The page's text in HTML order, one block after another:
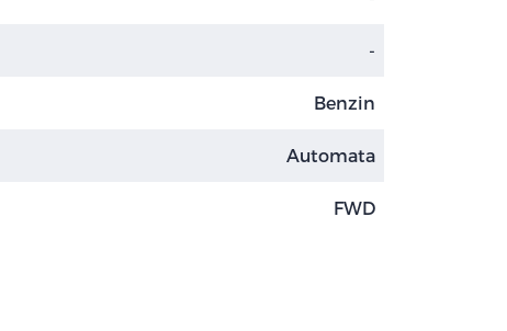
-
Benzin
Automata
FWD